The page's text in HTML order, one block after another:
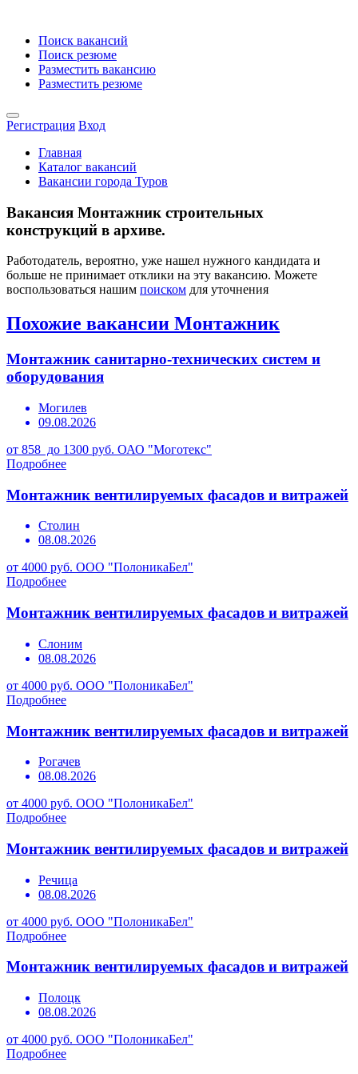
Поиск вакансий
Поиск резюме
Разместить вакансию
Разместить резюме
Регистрация Вход
Главная
Каталог вакансий
Вакансии города Туров
Вакансия Монтажник строительных
конструкций в архиве.
Работодатель, вероятно, уже нашел нужного кандидата и
больше не принимает отклики на эту вакансию. Можете
воспользоваться нашим поиском для уточнения
Похожие вакансии Монтажник
Монтажник санитарно-технических систем и
оборудования
Могилев
09.08.2026
от 858 до 1300 руб. ОАО "Моготекс"
Подробнее
Монтажник вентилируемых фасадов и витражей
Столин
08.08.2026
от 4000 руб. ООО "ПолоникаБел"
Подробнее
Монтажник вентилируемых фасадов и витражей
Слоним
08.08.2026
от 4000 руб. ООО "ПолоникаБел"
Подробнее
Монтажник вентилируемых фасадов и витражей
Рогачев
08.08.2026
от 4000 руб. ООО "ПолоникаБел"
Подробнее
Монтажник вентилируемых фасадов и витражей
Речица
08.08.2026
от 4000 руб. ООО "ПолоникаБел"
Подробнее
Монтажник вентилируемых фасадов и витражей
Полоцк
08.08.2026
от 4000 руб. ООО "ПолоникаБел"
Подробнее